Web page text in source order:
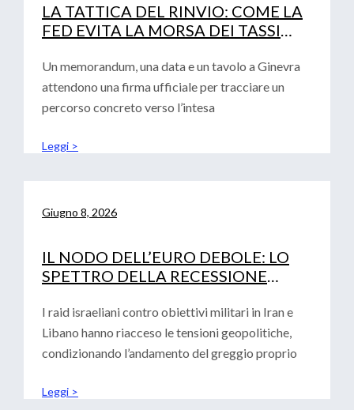
LA TATTICA DEL RINVIO: COME LA
FED EVITA LA MORSA DEI TASSI
Un memorandum, una data e un tavolo a Ginevra
attendono una firma ufficiale per tracciare un
percorso concreto verso l’intesa
Leggi >
Giugno 8, 2026
IL NODO DELL’EURO DEBOLE: LO
SPETTRO DELLA RECESSIONE
DI INTERESSE BCE
I raid israeliani contro obiettivi militari in Iran e
Libano hanno riacceso le tensioni geopolitiche,
condizionando l’andamento del greggio proprio
Leggi >